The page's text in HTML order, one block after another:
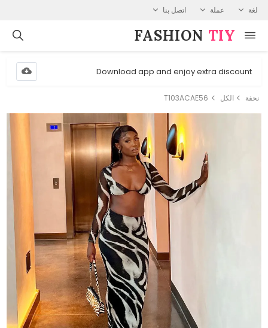
لغة عملة اتصل بنا
FASHION⁠ TIY
Download app and enjoy extra discount
نحفة الكل T103ACAE56